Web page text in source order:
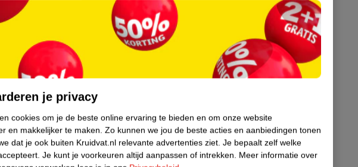
met de ondergrond
als je het strakke ontwerp van je iPhone
look behoudt de uitstraling van je
de imoshion Shockproof Case en ervaar
je privacy
cookies om je de beste online ervaring te bieden en om onze website
en makkelijker te maken. Zo kunnen we jou de beste acties en aanbiedingen tonen
dat je ook buiten Kruidvat.nl relevante advertenties ziet. Je bepaalt zelf welke
Je kunt je voorkeuren altijd aanpassen of intrekken. Meer informatie over